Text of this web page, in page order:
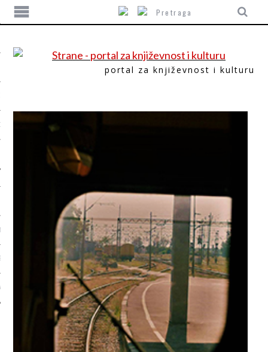
portal za književnost i kulturu